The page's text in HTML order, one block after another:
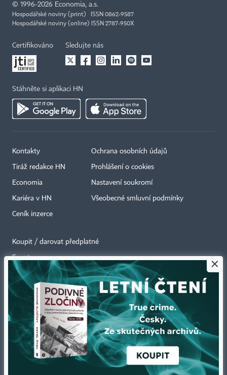
© 1996-2026 Economia, a.s.
Hospodářské noviny (print) ISSN 0862-9587
Hospodářské noviny (online) ISSN 2787-950X
Certifikováno Sledujte nás
Stáhněte si aplikaci HN
Kontakty
Tiráž redakce HN
Economia
Kariéra v HN
Ceník inzerce
Ochrana osobních údajů
Prohlášení o cookies
Nastavení soukromí
Všeobecné smluvní podmínky
Koupit / darovat předplatné
Eventy
Newslettery
RSS kanály
Autorská práva vykonává vydavatel. Bez písemného svolení vydavatele je
zakázáno jakékoli užití částí nebo celku díla, zejména rozmnožování a šíření
jakýmkoli způsobem, mechanickým nebo elektronickým, v českém nebo
jiném jazyce. Bez souhlasu vydavatele je zakázáno též rozmnožování
obsahu pro účely automatizované analýzy textů nebo dat
×